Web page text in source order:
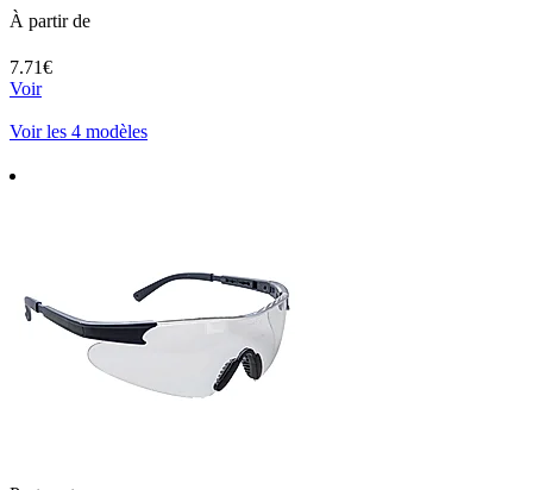
À partir de
7.71€
Voir
Voir les 4 modèles